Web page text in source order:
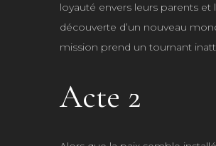
loyauté envers leurs parents et
découverte d’un nouveau
mission prend un tournant
Acte 2